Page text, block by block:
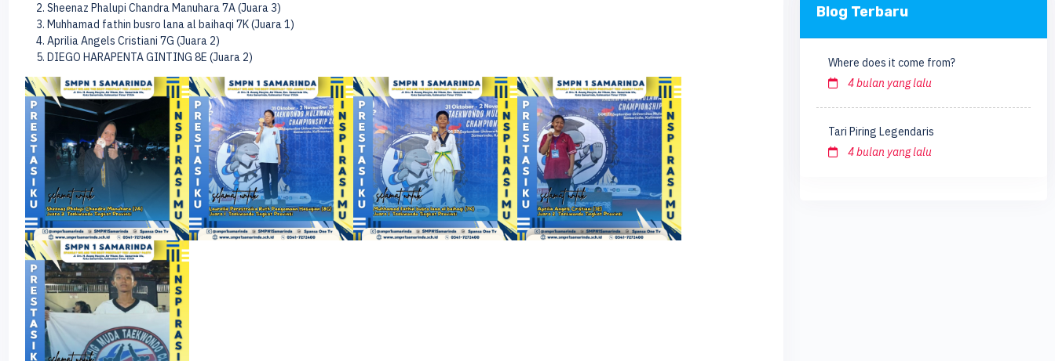
Sheenaz Phalupi Chandra Manuhara 7A (Juara 3)
Muhhamad fathin busro lana al baihaqi 7K (Juara 1)
Aprilia Angels Cristiani 7G (Juara 2)
DIEGO HARAPENTA GINTING 8E (Juara 2)
Blog Terbaru
Where does it come from?
4 bulan yang lalu
Tari Piring Legendaris
4 bulan yang lalu